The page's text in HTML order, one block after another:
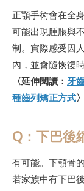
正顎手術會在全
可能出現腫脹與
制。實際感受因
內，並會隨恢復
〈延伸閱讀： 牙
種齒列矯正方式〉
Q：下巴後
有可能。下顎骨
若家族中有下巴